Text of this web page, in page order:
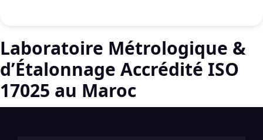
Laboratoire Métrologique &
d’Étalonnage Accrédité ISO
17025 au Maroc